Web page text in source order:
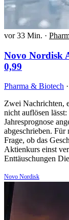
vor 33 Min. ·
Novo Nordisk
0,99
Pharma & Biotech ·
Zwei Nachrichten,
nicht auflösen
Jahresprognose
abgeschrieben.
Frage, ob das
Aktienkurs einst
Enttäuschungen
Novo Nordisk